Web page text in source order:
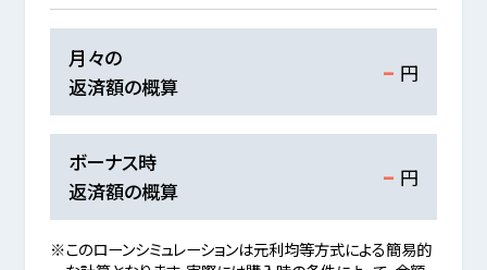
月々の
返済額の概算
- 円
ボーナス時
返済額の概算
- 円
※このローンシミュレーションは元利均等方式による簡易的